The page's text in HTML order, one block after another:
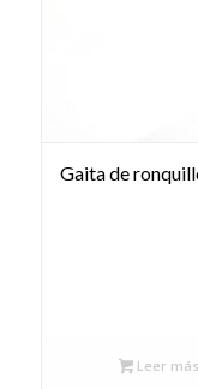
Gaita de
Leer más